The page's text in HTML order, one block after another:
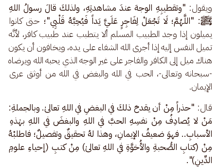
ويقول: "وتقطيبِهِ الوجهَ عندَ مشاهدتِهِ، ولذلكَ قالَ رسولُ اللهِ
ﷺ: "اللَّهُمَّ؛ لَا تَجْعَلْ لِفَاجِرٍ عَلَيَّ يَداً فَيُحِبَّهُ قَلْبِي"؛ حتى كانوا
يميلون إذا وجد الطبيب المسلم ألا يتطبب عند طبيب كافر، لأنَّه
تميل النفس إليه إذا أجرى الله الشفاء على يده، ويخافون أن يكون
هناك ميل إلى الكافر والفاجر على غير الوجه الذي يحبه الله ويرضاه
-سبحانه وتعالى-، الحب في الله والبغض في الله من أوثق عرى
الإيمان.
قال: "حذراً مِنْ أن يقدحَ ذلكَ في البغضِ في اللهِ تعالىٰ. وبالجملةِ:
مَنْ لا يُصادِفُ مِنْ نفسِهِ الحبَّ في اللهِ والبغضَ في اللهِ بهٰذهِ
الأسبابِ.. فهوَ ضعيفُ الإيمانِ، وهذا لهُ تحقيقٌ وتفصيلٌ؛ فاطلبْهُ
مِنْ (كتابِ الصُّحبةِ والأُخوَّةِ في اللهِ تعالىٰ) مِنْ كتبِ (إحياءِ علومِ
الدِّينِ)".